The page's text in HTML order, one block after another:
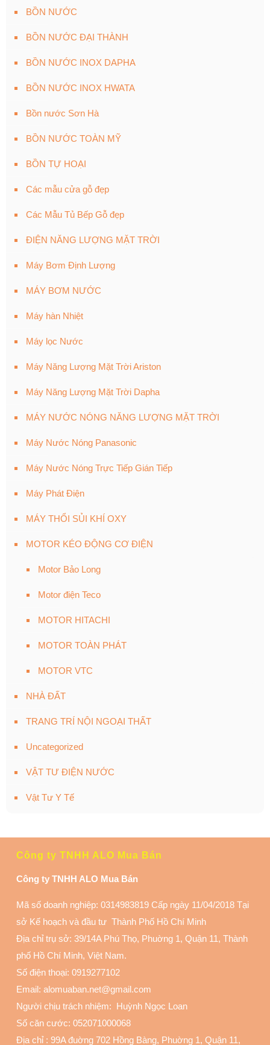
BỒN NƯỚC
BỒN NƯỚC ĐẠI THÀNH
BỒN NƯỚC INOX DAPHA
BỒN NƯỚC INOX HWATA
Bồn nước Sơn Hà
BỒN NƯỚC TOÀN MỸ
BỒN TỰ HOẠI
Các mẫu cửa gỗ đẹp
Các Mẫu Tủ Bếp Gỗ đẹp
ĐIỆN NĂNG LƯỢNG MẶT TRỜI
Máy Bơm Định Lượng
MÁY BƠM NƯỚC
Máy hàn Nhiệt
Máy lọc Nước
Máy Năng Lượng Mặt Trời Ariston
Máy Năng Lượng Mặt Trời Dapha
MÁY NƯỚC NÓNG NĂNG LƯỢNG MẶT TRỜI
Máy Nước Nóng Panasonic
Máy Nước Nóng Trực Tiếp Gián Tiếp
Máy Phát Điện
MÁY THỔI SỦI KHÍ OXY
MOTOR KÉO ĐỘNG CƠ ĐIỆN
Motor Bảo Long
Motor điện Teco
MOTOR HITACHI
MOTOR TOÀN PHÁT
MOTOR VTC
NHÀ ĐẤT
TRANG TRÍ NỘI NGOẠI THẤT
Uncategorized
VẬT TƯ ĐIỆN NƯỚC
Vật Tư Y Tế
Công ty TNHH ALO Mua Bán
Công ty TNHH ALO Mua Bán
Mã số doanh nghiệp: 0314983819 Cấp ngày 11/04/2018 Tại
sở Kế hoạch và đầu tư Thành Phố Hồ Chí Minh
Địa chỉ trụ sở: 39/14A Phú Thọ, Phuờng 1, Quận 11, Thành
phố Hồ Chí Minh, Việt Nam.
Số điện thoại: 0919277102
Email: alomuaban.net@gmail.com
Người chịu trách nhiệm: Huỳnh Ngọc Loan
Số căn cước: 052071000068
Địa chỉ : 99A đuờng 702 Hồng Bàng, Phuờng 1, Quận 11,